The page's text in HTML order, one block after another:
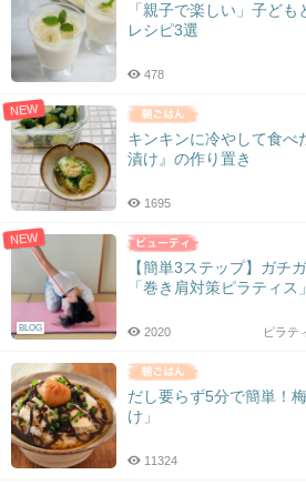
「親子で楽しい」子ど
レシピ3選
478
NEW
キンキンに冷やして食べ
漬け』の作り置き
1695
NEW
BLOG
【簡単3ステップ】ガチ
「巻き肩対策ピラティス」
ピラテ
2020
だし要らず5分で簡単！
け」
11324